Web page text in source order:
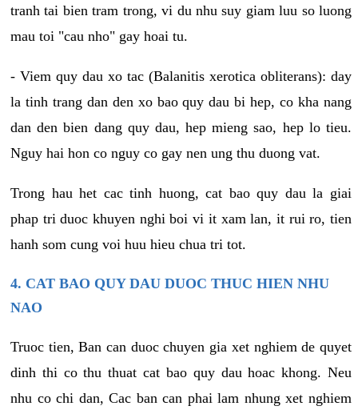
tranh tai bien tram trong, vi du nhu suy giam luu so luong
mau toi "cau nho" gay hoai tu.
- Viem quy dau xo tac (Balanitis xerotica obliterans): day
la tinh trang dan den xo bao quy dau bi hep, co kha nang
dan den bien dang quy dau, hep mieng sao, hep lo tieu.
Nguy hai hon co nguy co gay nen ung thu duong vat.
Trong hau het cac tinh huong, cat bao quy dau la giai
phap tri duoc khuyen nghi boi vi it xam lan, it rui ro, tien
hanh som cung voi huu hieu chua tri tot.
4. CAT BAO QUY DAU DUOC THUC HIEN NHU
NAO
Truoc tien, Ban can duoc chuyen gia xet nghiem de quyet
dinh thi co thu thuat cat bao quy dau hoac khong. Neu
nhu co chi dan, Cac ban can phai lam nhung xet nghiem